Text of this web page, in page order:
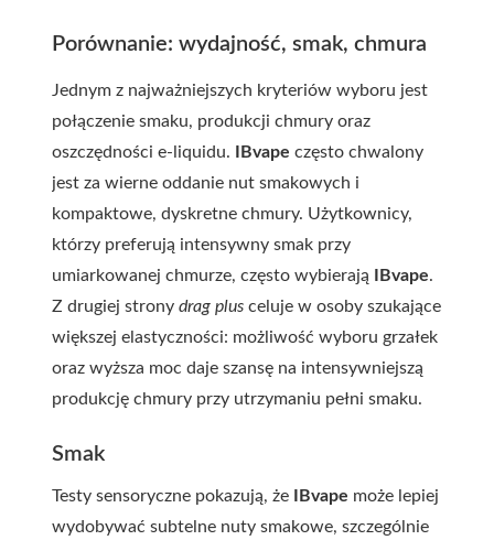
Porównanie: wydajność, smak, chmura
Jednym z najważniejszych kryteriów wyboru jest
połączenie smaku, produkcji chmury oraz
oszczędności e-liquidu.
IBvape często chwalony
jest za wierne oddanie nut smakowych i
kompaktowe, dyskretne chmury. Użytkownicy,
którzy preferują intensywny smak przy
umiarkowanej chmurze, często wybierają
IBvape.
Z drugiej strony drag plus celuje w osoby szukające
większej elastyczności: możliwość wyboru grzałek
oraz wyższa moc daje szansę na intensywniejszą
produkcję chmury przy utrzymaniu pełni smaku.
Smak
Testy sensoryczne pokazują, że IBvape może lepiej
wydobywać subtelne nuty smakowe, szczególnie